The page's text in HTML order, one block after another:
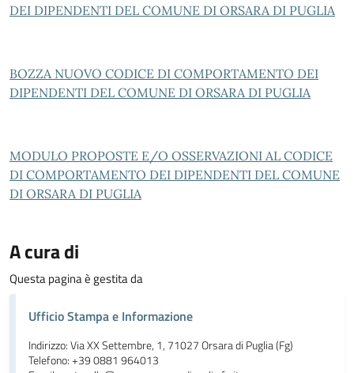
DEI DIPENDENTI DEL COMUNE DI ORSARA DI PUGLIA
BOZZA NUOVO CODICE DI COMPORTAMENTO DEI
DIPENDENTI DEL COMUNE DI ORSARA DI PUGLIA
MODULO PROPOSTE E/O OSSERVAZIONI AL CODICE
DI COMPORTAMENTO DEI DIPENDENTI DEL COMUNE
DI ORSARA DI PUGLIA
A cura di
Questa pagina è gestita da
Ufficio Stampa e Informazione
Indirizzo: Via XX Settembre, 1, 71027 Orsara di Puglia (Fg)
Telefono: +39 0881 964013